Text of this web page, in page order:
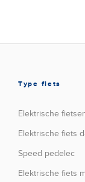
Type fiets
Elektrische
Elektrische fiets
Speed pedelec
Elektrische fiets